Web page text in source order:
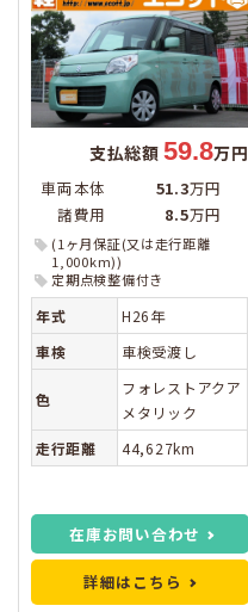
支払総額59.8万円
車両本体 51.3万円
諸費用
8.5万円
(1ヶ月保証(又は走行距離
1,000km))
定期点検整備付き
年式
H26年
車検
車検受渡し
色
フォレストアクア
メタリック
走行距離
44,627km
在庫お問い合わせ
詳細はこちら